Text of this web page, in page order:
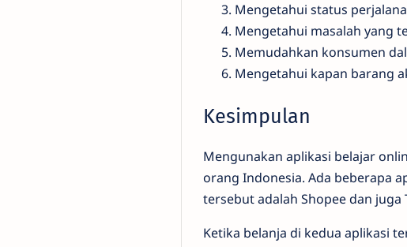
Mengetahui status
Mengetahui masalah yang
Memudahkan konsumen
Mengetahui kapan barang
Kesimpulan
Mengunakan aplikasi belajar
orang Indonesia. Ada beberapa
tersebut adalah Shopee dan juga
Ketika belanja di kedua aplikasi